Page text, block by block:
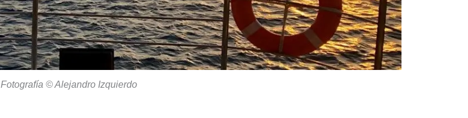
Fotografía © Alejandro Izquierdo